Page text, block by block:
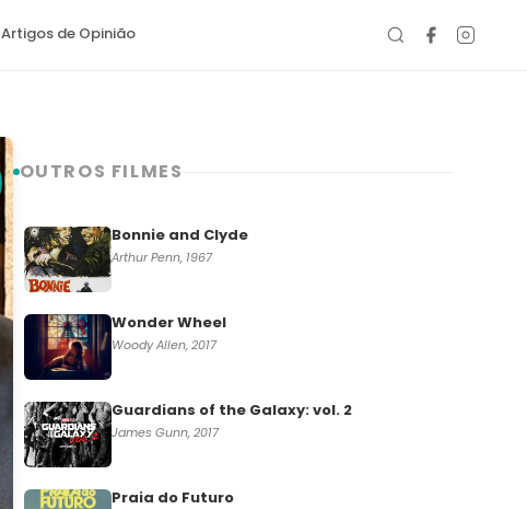
Artigos de Opinião
OUTROS FILMES
Bonnie and Clyde
Arthur Penn, 1967
Wonder Wheel
Woody Allen, 2017
Guardians of the Galaxy: vol. 2
James Gunn, 2017
Praia do Futuro